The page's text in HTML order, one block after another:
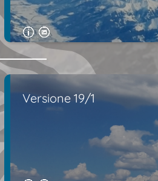
Versione 19/1